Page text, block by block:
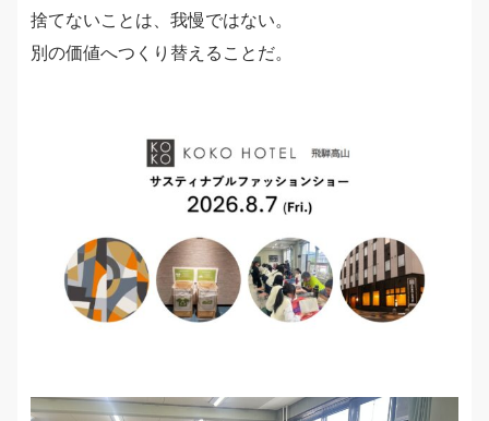
捨てないことは、我慢ではない。
別の価値へつくり替えることだ。